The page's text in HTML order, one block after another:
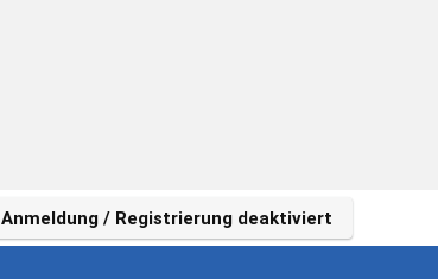
Anmeldung / Registrierung deaktiviert